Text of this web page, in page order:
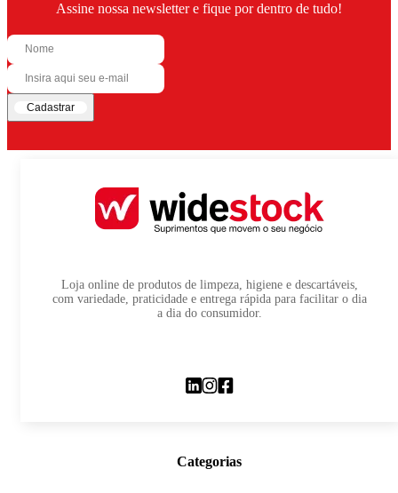
Assine nossa newsletter e fique por dentro de tudo!
Cadastrar
Loja online de produtos de limpeza, higiene e descartáveis,
com variedade, praticidade e entrega rápida para facilitar o dia
a dia do consumidor.
Categorias